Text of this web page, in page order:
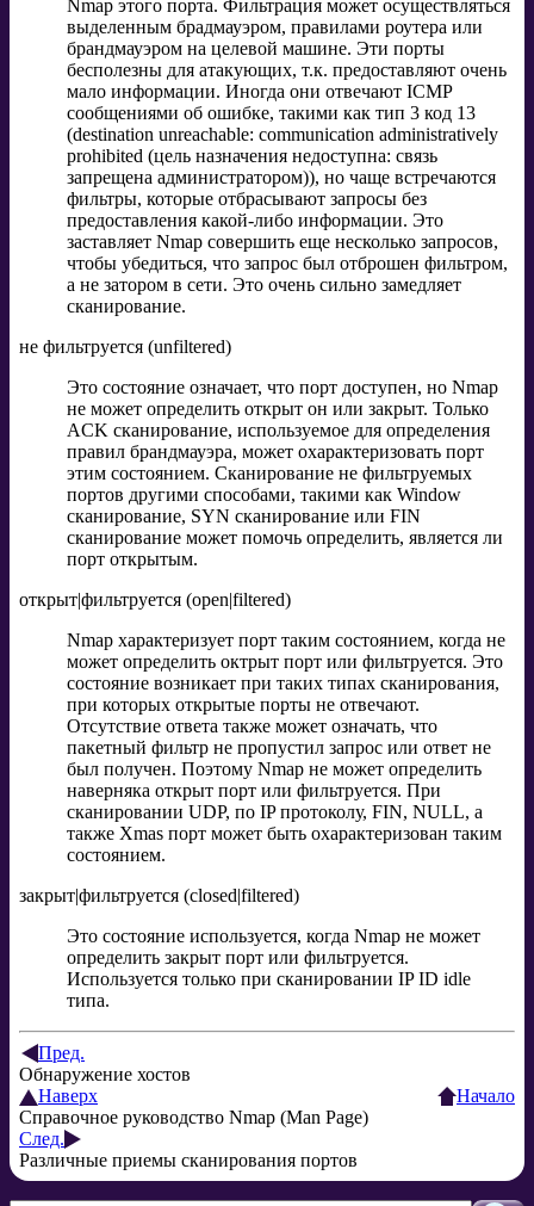
Nmap этого порта. Фильтрация может осуществляться
выделенным брадмауэром, правилами роутера или
брандмауэром на целевой машине. Эти порты
бесполезны для атакующих, т.к. предоставляют очень
мало информации. Иногда они отвечают ICMP
сообщениями об ошибке, такими как тип 3 код 13
(destination unreachable: communication administratively
prohibited (цель назначения недоступна: связь
запрещена администратором)), но чаще встречаются
фильтры, которые отбрасывают запросы без
предоставления какой-либо информации. Это
заставляет Nmap совершить еще несколько запросов,
чтобы убедиться, что запрос был отброшен фильтром,
а не затором в сети. Это очень сильно замедляет
сканирование.
не фильтруется (unfiltered)
Это состояние означает, что порт доступен, но Nmap
не может определить открыт он или закрыт. Только
ACK сканирование, используемое для определения
правил брандмауэра, может охарактеризовать порт
этим состоянием. Сканирование не фильтруемых
портов другими способами, такими как Window
сканирование, SYN сканирование или FIN
сканирование может помочь определить, является ли
порт открытым.
открыт|фильтруется (open|filtered)
Nmap характеризует порт таким состоянием, когда не
может определить октрыт порт или фильтруется. Это
состояние возникает при таких типах сканирования,
при которых открытые порты не отвечают.
Отсутствие ответа также может означать, что
пакетный фильтр не пропустил запрос или ответ не
был получен. Поэтому Nmap не может определить
наверняка открыт порт или фильтруется. При
сканировании UDP, по IP протоколу, FIN, NULL, а
также Xmas порт может быть охарактеризован таким
состоянием.
закрыт|фильтруется (closed|filtered)
Это состояние используется, когда Nmap не может
определить закрыт порт или фильтруется.
Используется только при сканировании IP ID idle
типа.
Пред.
Обнаружение хостов
Наверх
Справочное руководство Nmap (Man Page)
Начало
След.
Различные приемы сканирования портов